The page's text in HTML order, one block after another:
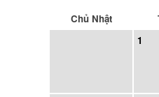
Chủ Nhật
1